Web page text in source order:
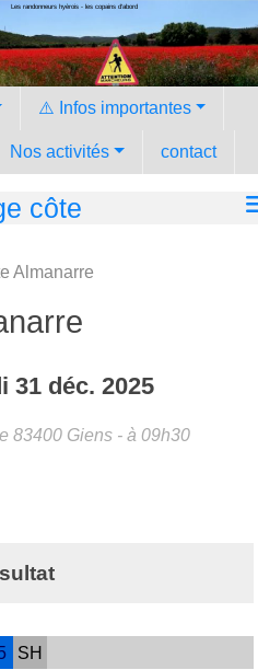
Les randonneurs hyèrois - les copains d'abord
⚠️ Infos importantes
Nos activités contact
côte
Almanarre
31 déc. 2025
83400 Giens - à 09h30
SH